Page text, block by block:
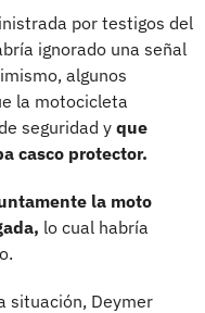
por testigos del
ignorado una señal
algunos
la motocicleta
seguridad y que
casco protector.
la moto
lo cual habría
situación, Deymer